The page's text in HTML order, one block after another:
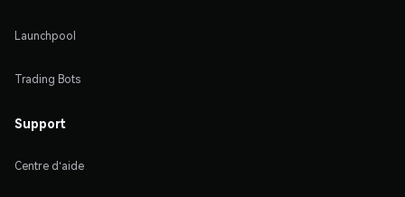
Launchpool
Trading Bots
Support
Centre d'aide